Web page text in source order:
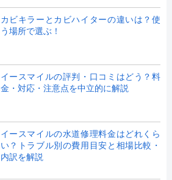
カビキラーとカビハイターの違いは？使
う場所で選ぶ！
イースマイルの評判・口コミはどう？料
金・対応・注意点を中立的に解説
イースマイルの水道修理料金はどれくら
い？トラブル別の費用目安と相場比較・
内訳を解説